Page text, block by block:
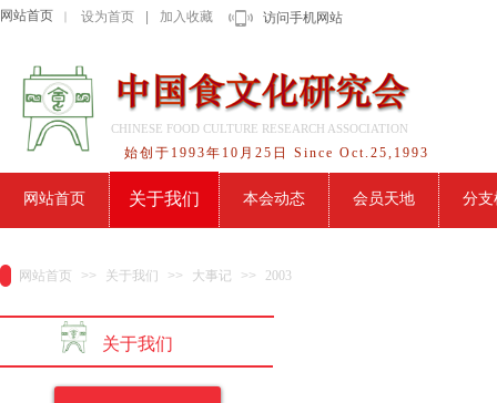
设为首页 加入收藏
网站首页 访问手机网站
始创于1993年10月25日 Since Oct.25,1993
CHINESE FOOD CULTURE RESEARCH ASSOCIATION
网站首页 关于我们 本会动态 会员天地 分支
网站首页 >> 关于我们 >> 大事记 >> 2003
关于我们